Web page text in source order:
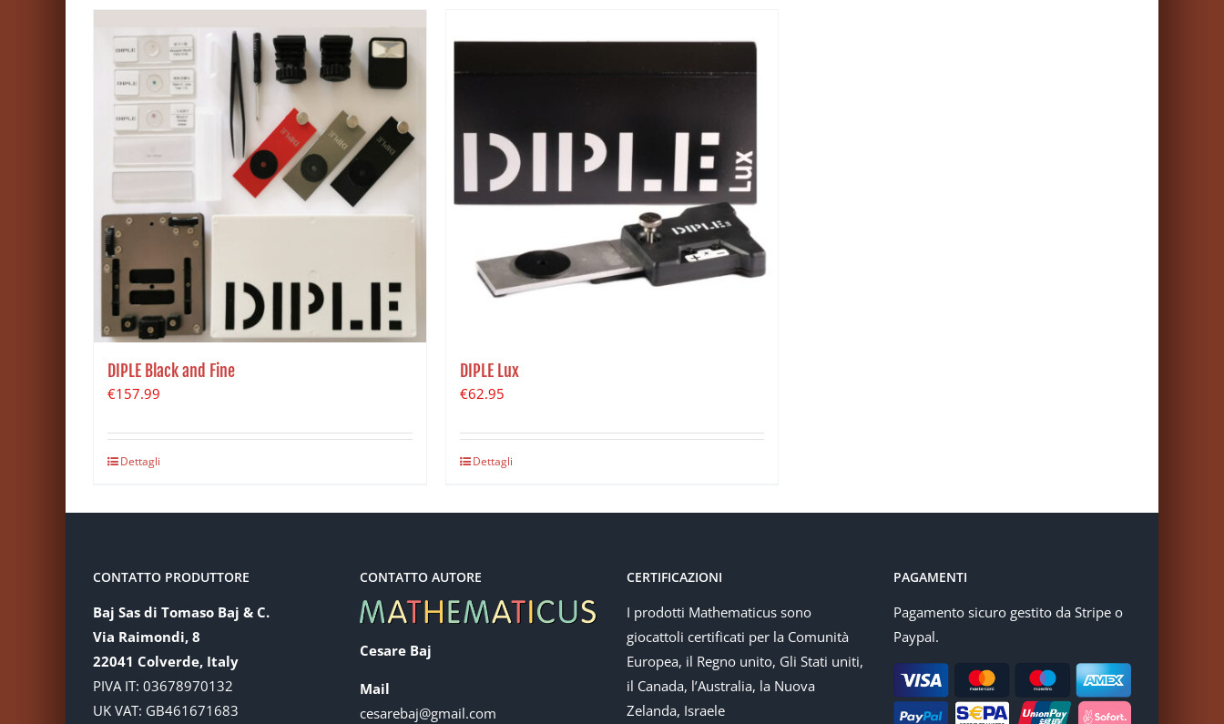
DIPLE Black and Fine
€157.99
Dettagli
DIPLE Lux
€62.95
Dettagli
CONTATTO PRODUTTORE
Baj Sas di Tomaso Baj & C.
Via Raimondi, 8
22041 Colverde, Italy
PIVA IT: 03678970132
UK VAT: GB461671683
CONTATTO AUTORE
Cesare Baj
Mail
cesarebaj@gmail.com
CERTIFICAZIONI
I prodotti Mathematicus sono
giocattoli certificati per la Comunità
Europea, il Regno unito, Gli Stati uniti,
il Canada, l’Australia, la Nuova
Zelanda, Israele
PAGAMENTI
Pagamento sicuro gestito da Stripe o
Paypal.